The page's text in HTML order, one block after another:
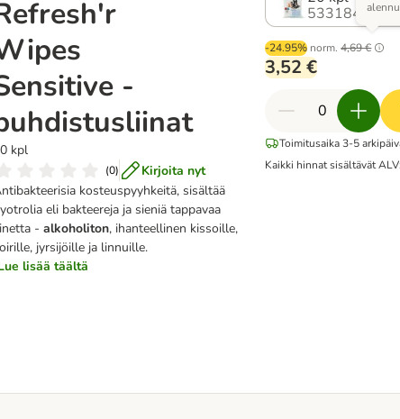
-
kpl
(0)
Kirjoita nyt
kosteuspyyhkeitä, sisältää
eli bakteereja ja sieniä tappavaa
-alkoholiton, ihanteellinen kissoille,
jyrsijöille ja linnuille.
lisää täältä
533184.0
-24.95% norm. 4,69 €
3,52 €
Toimitusaika 3-5
Kaikki hinnat sisältävät